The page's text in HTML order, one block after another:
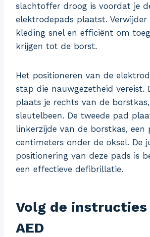
slachtoffer droog is voordat je
elektrodepads plaatst.
kleding snel en efficiënt om
krijgen tot de borst.
Het positioneren van de
stap die nauwgezetheid vereist.
plaats je rechts van de
sleutelbeen. De tweede pad
linkerzijde van de borstkas, een
centimeters onder de oksel. De
positionering van deze pads is
een effectieve defibrillatie.
Volg de instructies
AED